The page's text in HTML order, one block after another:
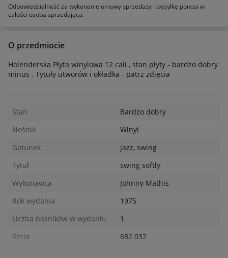
Odpowiedzialność za wykonanie umowy sprzedaży i wysyłkę ponosi w
całości osoba sprzedająca.
O przedmiocie
Holenderska Płyta winylowa 12 cali , stan płyty - bardzo dobry
minus . Tytuły utworów i okładka - patrz zdjęcia
Stan
Bardzo dobry
Nośnik
Winyl
Gatunek
jazz, swing
Tytuł
swing softly
Wykonawca
Johnny Mathis
Rok wydania
1975
Liczba nośników w wydaniu
1
Seria
682 032